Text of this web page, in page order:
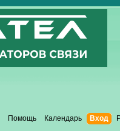
Помощь Календарь Вход